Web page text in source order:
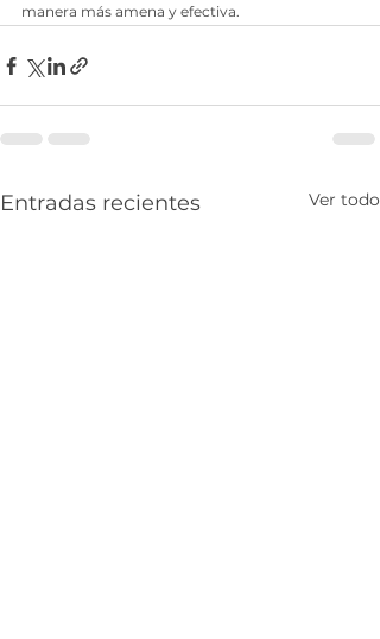
manera más amena y efectiva.
Entradas recientes Ver todo